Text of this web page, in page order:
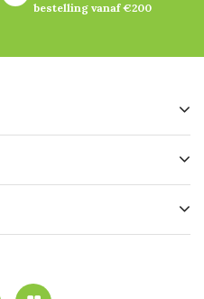
bestelling vanaf €200